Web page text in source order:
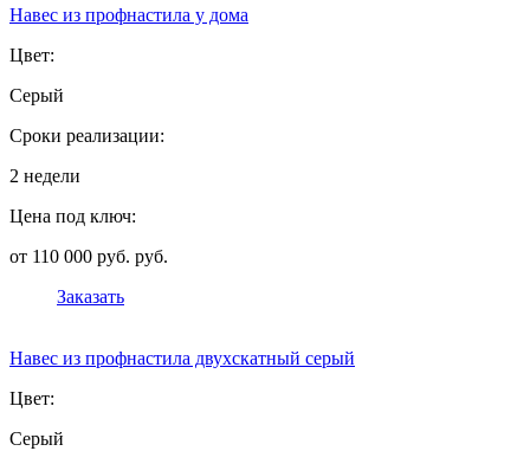
Навес из профнастила у дома
Цвет:
Серый
Сроки реализации:
2 недели
Цена под ключ:
от 110 000 руб. руб.
Заказать
Навес из профнастила двухскатный серый
Цвет:
Серый